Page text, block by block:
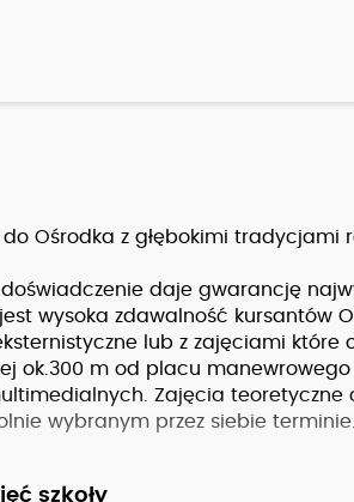
Ośrodka z głębokimi tradycjami
daje gwarancję
wysoka zdawalność kursantów
lub z zajęciami które
ok.300 m od placu
Zajęcia teoretyczne
wybranym przez siebie terminie.
szkoły